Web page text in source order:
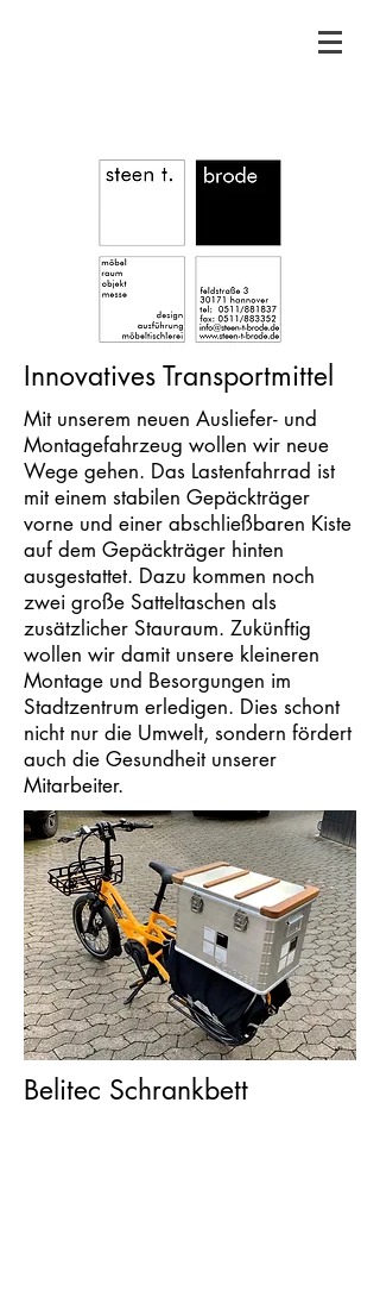
Innovatives Transportmittel
Mit unserem neuen Ausliefer- und
Montagefahrzeug wollen wir neue
Wege gehen. Das Lastenfahrrad ist
mit einem stabilen Gepäckträger
vorne und einer abschließbaren Kiste
auf dem Gepäckträger hinten
ausgestattet. Dazu kommen noch
zwei große Satteltaschen als
zusätzlicher Stauraum. Zukünftig
wollen wir damit unsere kleineren
Montage und Besorgungen im
Stadtzentrum erledigen. Dies schont
nicht nur die Umwelt, sondern fördert
auch die Gesundheit unserer
Mitarbeiter.
Belitec Schrankbett